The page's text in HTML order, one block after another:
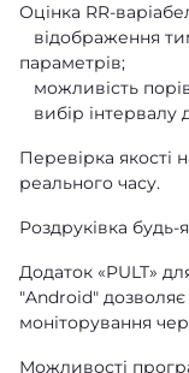
Оцінка RR-
відображення
параметрів;
можливість
вибір інтервалу
Перевірка якості
реального часу.
Роздруківка
Додаток «PULT»
"Android"
моніторування
Можливості